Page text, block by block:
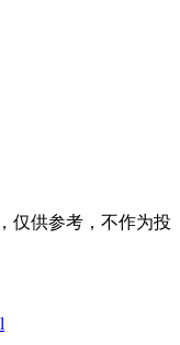
仅供参考，不作为投